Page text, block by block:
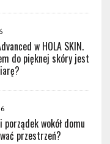
w HOLA SKIN.
do pięknej skóry jest
porządek wokół domu
przestrzeń?